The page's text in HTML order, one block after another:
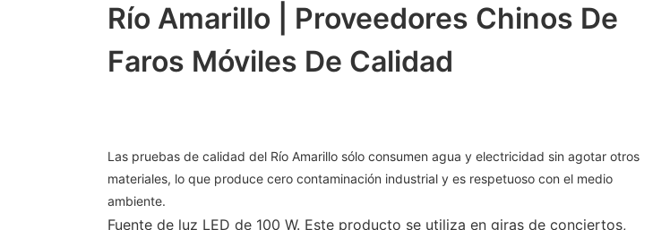
Río Amarillo | Proveedores Chinos De
Faros Móviles De Calidad
Las pruebas de calidad del Río Amarillo sólo consumen agua y electricidad sin agotar otros
materiales, lo que produce cero contaminación industrial y es respetuoso con el medio
ambiente.
Fuente de luz LED de 100 W. Este producto se utiliza en giras de conciertos,